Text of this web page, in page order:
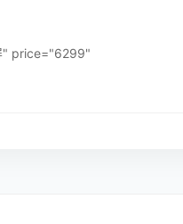
" price="6299"